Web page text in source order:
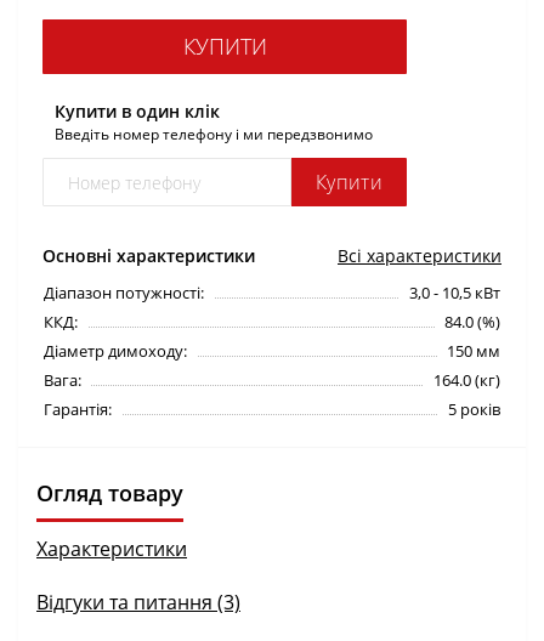
Основні характеристики Всі характеристики
Діапазон потужності:
3,0 - 10,5 кВт
ККД:
84.0 (%)
Діаметр димоходу:
150 мм
Вага:
164.0 (кг)
Гарантія:
5 років
КУПИТИ
Купити в один клік
Введіть номер телефону і ми передзвонимо
Купити
Огляд товару
Характеристики
Відгуки та питання (3)